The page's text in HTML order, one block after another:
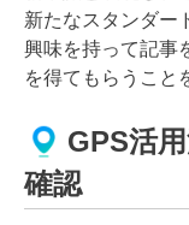
新たなスタンダー
興味を持って記事
を得てもらうこと
GPS活
確認